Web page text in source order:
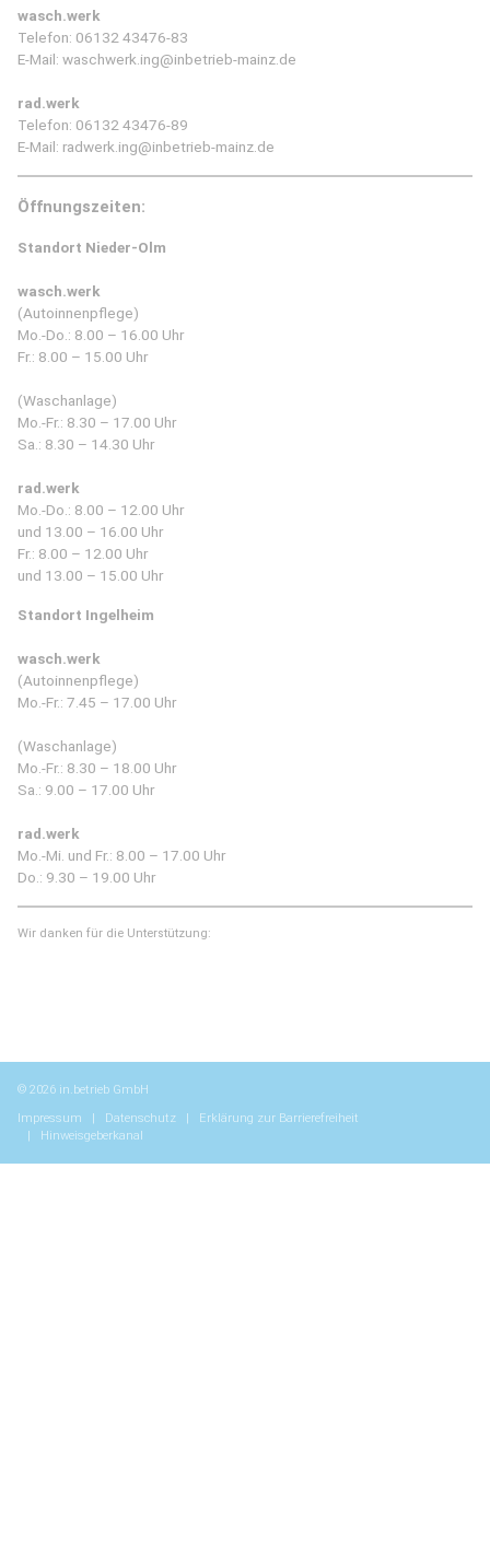
wasch.werk
Telefon: 06132 43476-83
E-Mail: waschwerk.ing@inbetrieb-mainz.de
rad.werk
Telefon: 06132 43476-89
E-Mail: radwerk.ing@inbetrieb-mainz.de
Öffnungszeiten:
Standort Nieder-Olm
wasch.werk
(Autoinnenpflege)
Mo.-Do.: 8.00 – 16.00 Uhr
Fr.: 8.00 – 15.00 Uhr
(Waschanlage)
Mo.-Fr.: 8.30 – 17.00 Uhr
Sa.: 8.30 – 14.30 Uhr
rad.werk
Mo.-Do.: 8.00 – 12.00 Uhr
und 13.00 – 16.00 Uhr
Fr.: 8.00 – 12.00 Uhr
und 13.00 – 15.00 Uhr
Standort Ingelheim
wasch.werk
(Autoinnenpflege)
Mo.-Fr.: 7.45 – 17.00 Uhr
(Waschanlage)
Mo.-Fr.: 8.30 – 18.00 Uhr
Sa.: 9.00 – 17.00 Uhr
rad.werk
Mo.-Mi. und Fr.: 8.00 – 17.00 Uhr
Do.: 9.30 – 19.00 Uhr
Wir danken für die Unterstützung:
© 2026 in.betrieb GmbH
Impressum
Datenschutz
Erklärung zur Barrierefreiheit
Hinweisgeberkanal